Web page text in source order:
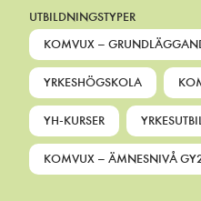
UTBILDNINGSTYPER
KOMVUX –
YRKESHÖGSKOLA
YH-KURSER
KOMVUX – ÄMNESNIVÅ